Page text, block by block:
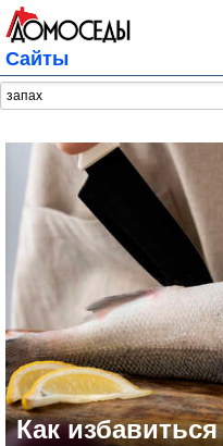
Сайты
Как